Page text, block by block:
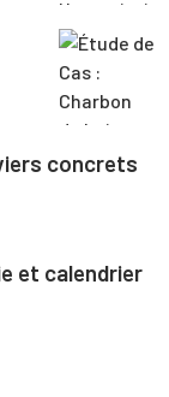
concrets
et calendrier